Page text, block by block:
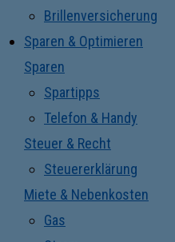
Brillenversicherung
Sparen & Optimieren
Sparen
Spartipps
Telefon & Handy
Steuer & Recht
Steuererklärung
Miete & Nebenkosten
Gas